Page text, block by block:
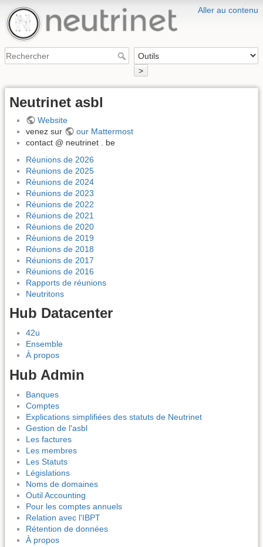
Aller au contenu
>
Neutrinet asbl
Website
venez sur
our Mattermost
contact @ neutrinet . be
Réunions de 2026
Réunions de 2025
Réunions de 2024
Réunions de 2023
Réunions de 2022
Réunions de 2021
Réunions de 2020
Réunions de 2019
Réunions de 2018
Réunions de 2017
Réunions de 2016
Rapports de réunions
Neutritons
Hub Datacenter
42u
Ensemble
À propos
Hub Admin
Banques
Comptes
Explications simplifiées des statuts de Neutrinet
Gestion de l'asbl
Les factures
Les membres
Les Statuts
Législations
Noms de domaines
Outil Accounting
Pour les comptes annuels
Relation avec l'IBPT
Rétention de données
À propos